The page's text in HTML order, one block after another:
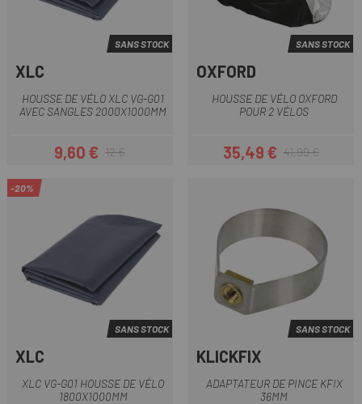
SANS STOCK
XLC
HOUSSE DE VÉLO XLC VG-G01
AVEC SANGLES 2000X1000MM
Prix
9,60 €Prix habituel
12 €
SANS STOCK
OXFORD
HOUSSE DE VÉLO OXFORD
POUR 2 VÉLOS
Prix
35,49 €Prix habituel
41,99 €
-20%
SANS STOCK
XLC
XLC VG-G01 HOUSSE DE VÉLO
1800X1000MM
SANS STOCK
KLICKFIX
ADAPTATEUR DE PINCE KFIX
36MM